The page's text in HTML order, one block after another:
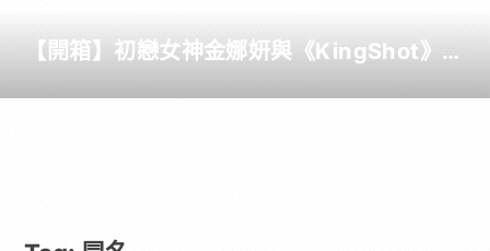
-
遊
【開箱】初戀女神金娜妍與《KingShot》再